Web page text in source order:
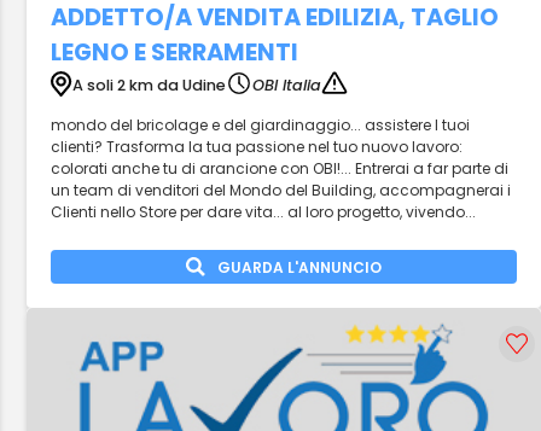
ADDETTO/A VENDITA EDILIZIA, TAGLIO
LEGNO E SERRAMENTI
A soli 2 km da Udine
OBI Italia
mondo del bricolage e del giardinaggio... assistere I tuoi
clienti? Trasforma la tua passione nel tuo nuovo lavoro:
colorati anche tu di arancione con OBI!... Entrerai a far parte di
un team di venditori del Mondo del Building, accompagnerai i
Clienti nello Store per dare vita... al loro progetto, vivendo...
GUARDA L'ANNUNCIO